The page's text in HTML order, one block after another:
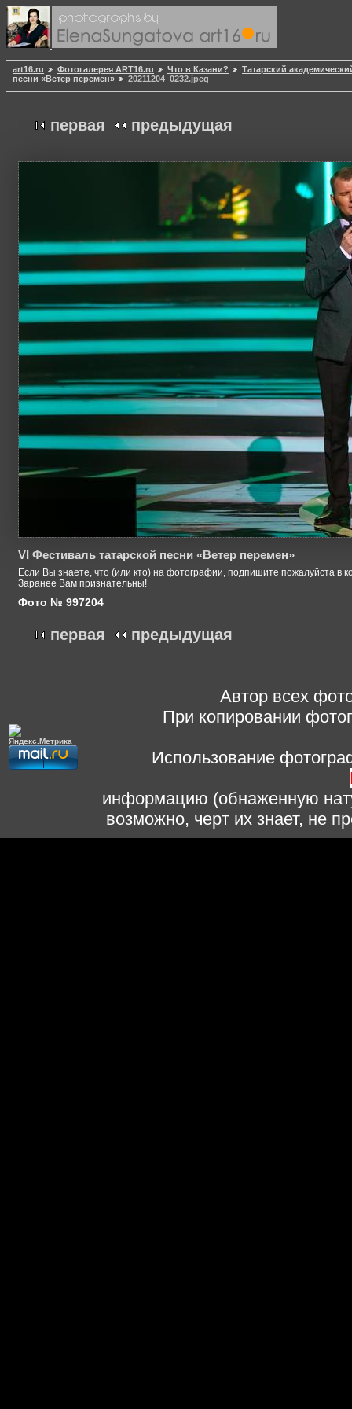
art16.ru Фотогалерея ART16.ru Что в Казани?
Татарский
песни «Ветер перемен»
20211204_0232.jpeg
первая предыдущая
VI Фестиваль татарской песни «Ветер перемен»
Если Вы знаете, что (или кто) на фотографии, подпишите пожалуйста в
Заранее Вам признательны!
Фото № 997204
первая предыдущая
Автор всех
При копировании
Использование
информацию (обнаженную
возможно, черт их знает, не